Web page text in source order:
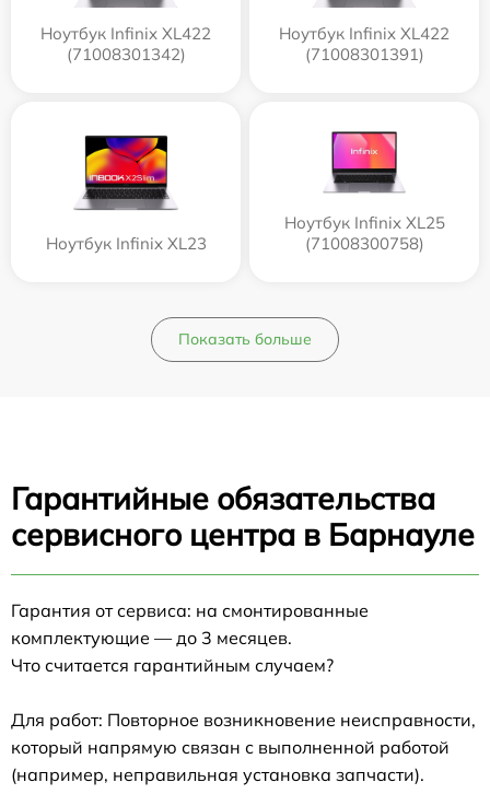
Ноутбук Infinix XL422
(71008301342)
Ноутбук Infinix XL422
(71008301391)
Ноутбук Infinix XL23
Ноутбук Infinix XL25
(71008300758)
Показать больше
Гарантийные обязательства
сервисного центра в Барнауле
Гарантия от сервиса: на смонтированные
комплектующие — до 3 месяцев.
Что считается гарантийным случаем?
Для работ: Повторное возникновение неисправности,
который напрямую связан с выполненной работой
(например, неправильная установка запчасти).